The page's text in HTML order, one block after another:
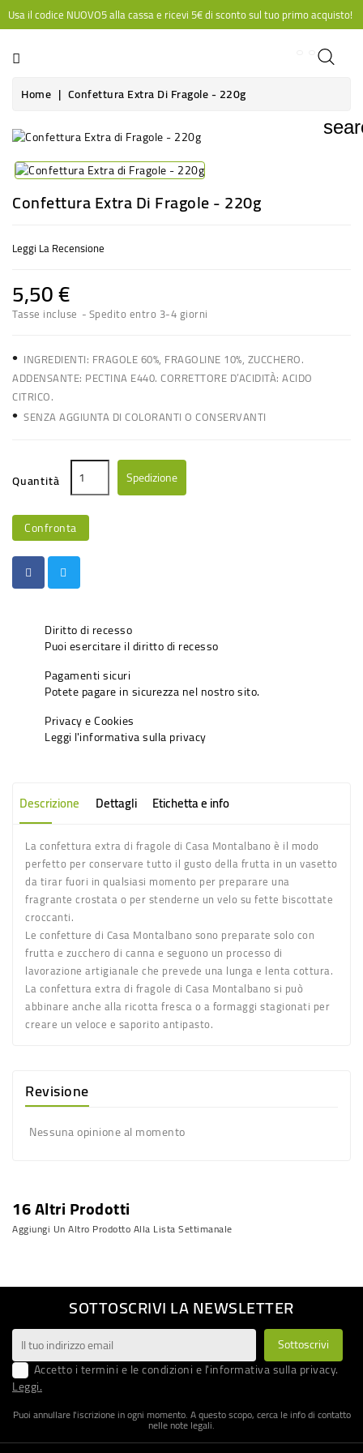
Usa il codice NUOVO5 alla cassa e ricevi 5€ di sconto sul tuo primo acquisto!
CATEGORIA
Home Confettura Extra Di Fragole - 220g
Confettura Extra Di Fragole - 220g
Leggi La Recensione
5,50 €
Tasse incluse Spedito entro 3-4 giorni
• INGREDIENTI: FRAGOLE 60%, FRAGOLINE 10%, ZUCCHERO.
ADDENSANTE: PECTINA E440. CORRETTORE D’ACIDITÀ: ACIDO
CITRICO.
• SENZA AGGIUNTA DI COLORANTI O CONSERVANTI
Quantità Spedizione
Confronta
Diritto di recesso
Puoi esercitare il diritto di recesso
Pagamenti sicuri
Potete pagare in sicurezza nel nostro sito.
Privacy e Cookies
Leggi l'informativa sulla privacy
Descrizione Dettagli Etichetta e info
Laconfettura extra di fragole di Casa Montalbano è il modo
perfetto per conservare tutto il gusto della frutta in un vasetto
da tirar fuori in qualsiasi momento per preparare una
fragrante crostata o per stenderne un velo su fette biscottate
croccanti.
Le confetture di Casa Montalbanosono preparate solo con
frutta e zucchero di canna e seguono un processo di
lavorazione artigianale che prevede una lunga e lenta cottura.
La confettura extra di fragole di Casa Montalbano si può
abbinare anche alla ricotta fresca o a formaggi stagionati per
creare un veloce e saporito antipasto.
Revisione
Nessuna opinione al momento
16 Altri Prodotti
Aggiungi Un Altro Prodotto Alla Lista Settimanale
SOTTOSCRIVI LA NEWSLETTER
Accetto i termini e le condizioni e l'informativa sulla privacy.
Leggi.
Puoi annullare l'iscrizione in ogni momento. A questo scopo, cerca le info di contatto
nelle note legali.